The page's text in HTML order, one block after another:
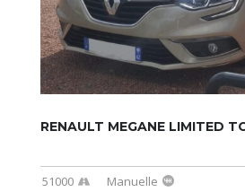
51000 Manuelle